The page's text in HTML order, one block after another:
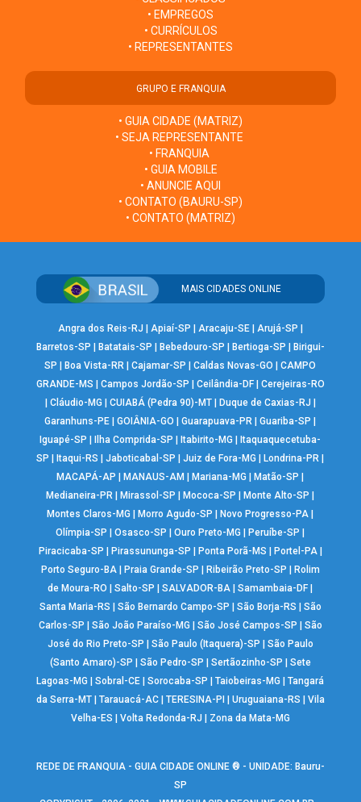
• EMPREGOS
• CURRÍCULOS
• REPRESENTANTES
GRUPO E FRANQUIA
• GUIA CIDADE (MATRIZ)
• SEJA REPRESENTANTE
• FRANQUIA
• GUIA MOBILE
• ANUNCIE AQUI
• CONTATO (BAURU-SP)
• CONTATO (MATRIZ)
MAIS CIDADES ONLINE
Angra dos Reis-RJ | Apiaí-SP | Aracaju-SE| Arujá-SP |
Barretos-SP | Batatais-SP | Bebedouro-SP | Bertioga-SP | Birigui-
SP |Boa Vista-RR |Cajamar-SP |Caldas Novas-GO |CAMPO
GRANDE-MS | Campos Jordão-SP | Ceilândia-DF| Cerejeiras-RO
| Cláudio-MG | CUIABÁ (Pedra 90)-MT| Duque de Caxias-RJ |
Garanhuns-PE |GOIÂNIA-GO |Guarapuava-PR |Guariba-SP |
Iguapé-SP |Ilha Comprida-SP |Itabirito-MG |Itaquaquecetuba-
SP |Itaqui-RS |Jaboticabal-SP |Juiz de Fora-MG |Londrina-PR |
MACAPÁ-AP |MANAUS-AM |Mariana-MG |Matão-SP |
Medianeira-PR |Mirassol-SP |Mococa-SP |Monte Alto-SP |
Montes Claros-MG |Morro Agudo-SP |Novo Progresso-PA |
Olímpia-SP |Osasco-SP |Ouro Preto-MG |Peruíbe-SP |
Piracicaba-SP | Pirassununga-SP | Ponta Porã-MS | Portel-PA|
Porto Seguro-BA| Praia Grande-SP | Ribeirão Preto-SP | Rolim
de Moura-RO |Salto-SP |SALVADOR-BA |Samambaia-DF |
Santa Maria-RS | São Bernardo Campo-SP | São Borja-RS | São
Carlos-SP | São João Paraíso-MG | São José Campos-SP | São
José do Rio Preto-SP | São Paulo (Itaquera)-SP | São Paulo
(Santo Amaro)-SP | São Pedro-SP | Sertãozinho-SP | Sete
Lagoas-MG |Sobral-CE |Sorocaba-SP |Taiobeiras-MG |Tangará
da Serra-MT| Tarauacá-AC| TERESINA-PI | Uruguaiana-RS | Vila
Velha-ES | Volta Redonda-RJ | Zona da Mata-MG
REDE DE FRANQUIA - GUIA CIDADE ONLINE ® - UNIDADE: Bauru-
SP